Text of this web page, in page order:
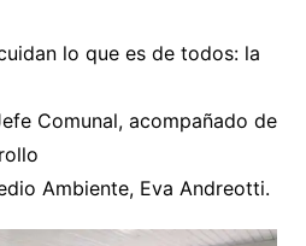
lo que es de todos: la
Comunal, acompañado de
Ambiente, Eva Andreotti.